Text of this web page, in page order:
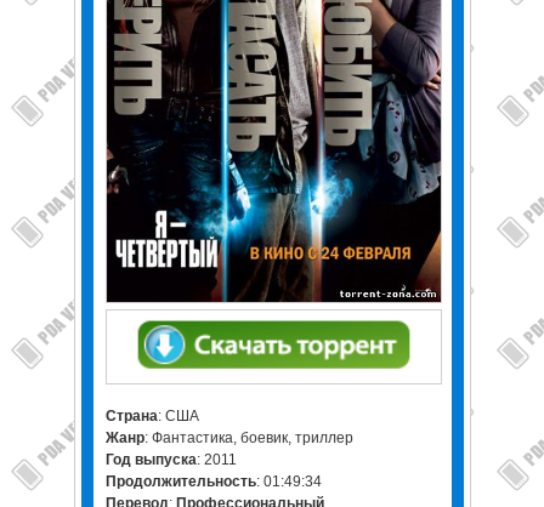
Страна: США
Жанр: Фантастика, боевик, триллер
Год выпуска: 2011
Продолжительность: 01:49:34